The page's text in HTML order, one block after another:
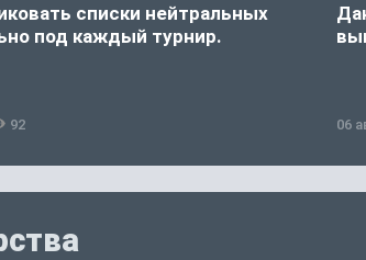
списки нейтральных
под каждый турнир.
92 06